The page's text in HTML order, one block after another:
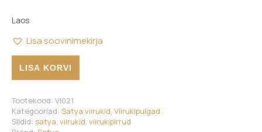
Laos
Lisa soovinimekirja
LISA KORVI
Tootekood: VI021
Kategooriad: Satya viirukid, Viirukipulgad
Sildid: satya, viirukid, viirukipirrud